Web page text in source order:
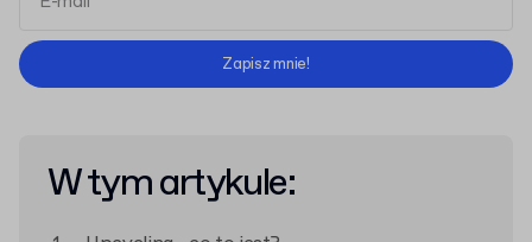
Regulaminem Polityką Prywatności
Zapisz mnie!
W tym artykule: